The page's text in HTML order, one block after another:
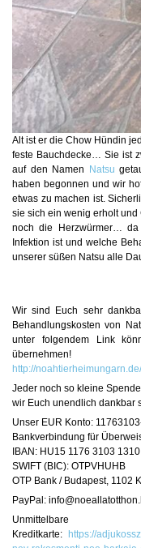
Alt ist er die Chow Hündin
feste Bauchdecke… Sie ist
auf den Namen
Natsu
haben begonnen und wir
etwas zu machen ist.
sie sich ein wenig erholt
noch die Herzwürmer…
Infektion ist und welche
unserer süßen Natsu alle
Wir sind Euch sehr
Behandlungskosten von
unter folgendem Link
übernehmen!
http://
Jeder noch so kleine
wir Euch unendlich dankbar
Unser EUR Konto:
Bankverbindung für
IBAN: HU15 1176 3103
SWIFT (BIC): OTPVHUHB
OTP Bank / Budapest, 1102
PayPal:
Kreditkarte:
https://